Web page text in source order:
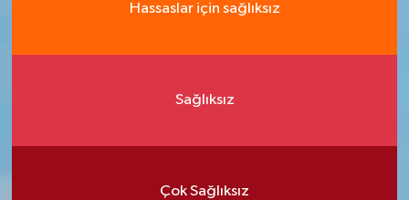
Hassaslar için sağlıksız
Sağlıksız
Çok Sağlıksız